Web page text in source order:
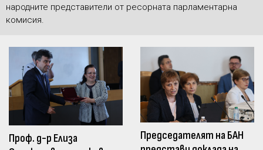
народните представители от ресорната парламентарна
комисия.
Проф. д-р Елиза
Председателят на БАН